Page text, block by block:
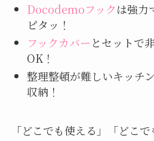
Docodemoフックは強力
ピタッ！
フックカバー とセットで
OK！
整理整頓が難しいキッチ
収納！
「どこでも使える」「どこで